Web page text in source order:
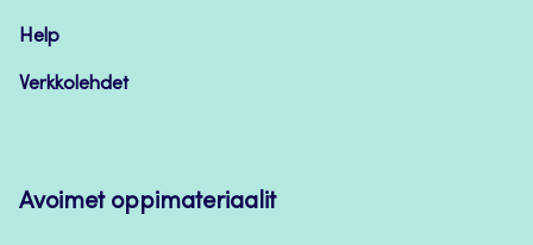
Help
Verkkolehdet
Avoimet oppimateriaalit